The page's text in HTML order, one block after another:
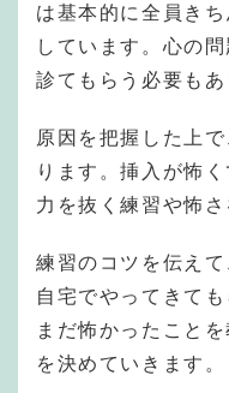
は基本的に全員き
しています。心の
診てもらう必要もあ
原因を把握した上
ります。挿入が怖
力を抜く練習や怖
練習のコツを伝え
自宅でやってきて
まだ怖かったこと
を決めていきます。